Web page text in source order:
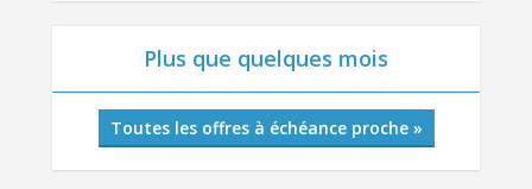
Plus que quelques mois
Toutes les offres à échéance proche »